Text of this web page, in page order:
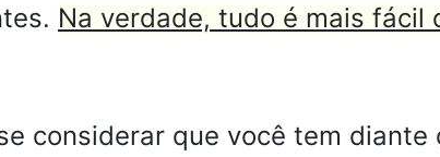
Na verdade, tudo é mais fácil
considerar que você tem